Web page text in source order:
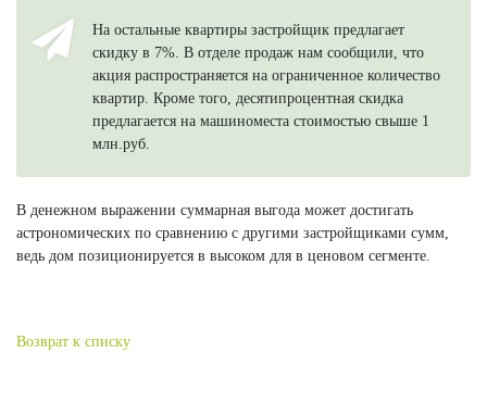
На остальные квартиры застройщик предлагает
скидку в 7%. В отделе продаж нам сообщили, что
акция распространяется на ограниченное количество
квартир. Кроме того, десятипроцентная скидка
предлагается на машиноместа стоимостью свыше 1
млн.руб.
В денежном выражении суммарная выгода может достигать
астрономических по сравнению с другими застройщиками сумм,
ведь дом позиционируется в высоком для в ценовом сегменте.
Возврат к списку